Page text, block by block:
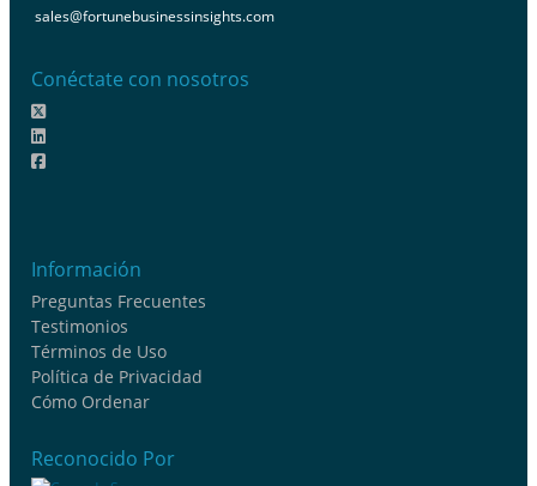
sales@fortunebusinessinsights.com
Conéctate con nosotros
Información
Preguntas Frecuentes
Testimonios
Términos de Uso
Política de Privacidad
Cómo Ordenar
Reconocido Por